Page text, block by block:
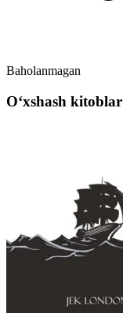
Baholanmagan
Oʻxshash kitoblar